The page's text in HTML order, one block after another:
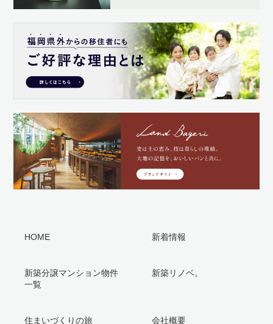
HOME 新着情報
新築分譲マンション物件
一覧
新築リノベ。
住まいづくりの旅 会社概要